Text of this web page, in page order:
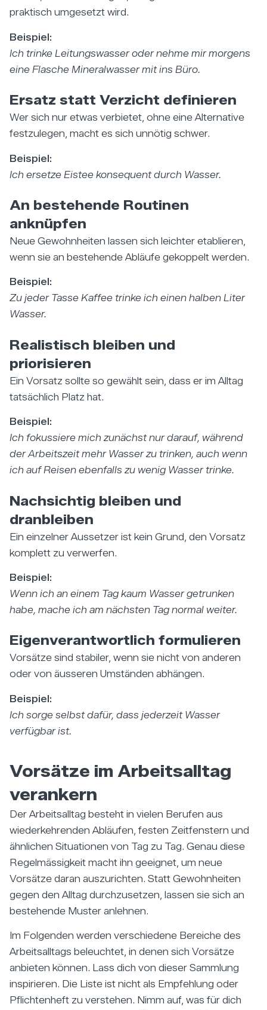
praktisch umgesetzt wird.
Beispiel:
Ich trinke Leitungswasser oder nehme mir morgens
eine Flasche Mineralwasser mit ins Büro.
Ersatz statt Verzicht definieren
Wer sich nur etwas verbietet, ohne eine Alternative
festzulegen, macht es sich unnötig schwer.
Beispiel:
Ich ersetze Eistee konsequent durch Wasser.
An bestehende Routinen
anknüpfen
Neue Gewohnheiten lassen sich leichter etablieren,
wenn sie an bestehende Abläufe gekoppelt werden.
Beispiel:
Zu jeder Tasse Kaffee trinke ich einen halben Liter
Wasser.
Realistisch bleiben und
priorisieren
Ein Vorsatz sollte so gewählt sein, dass er im Alltag
tatsächlich Platz hat.
Beispiel:
Ich fokussiere mich zunächst nur darauf, während
der Arbeitszeit mehr Wasser zu trinken, auch wenn
ich auf Reisen ebenfalls zu wenig Wasser trinke.
Nachsichtig bleiben und
dranbleiben
Ein einzelner Aussetzer ist kein Grund, den Vorsatz
komplett zu verwerfen.
Beispiel:
Wenn ich an einem Tag kaum Wasser getrunken
habe, mache ich am nächsten Tag normal weiter.
Eigenverantwortlich formulieren
Vorsätze sind stabiler, wenn sie nicht von anderen
oder von äusseren Umständen abhängen.
Beispiel:
Ich sorge selbst dafür, dass jederzeit Wasser
verfügbar ist.
Vorsätze im Arbeitsalltag
verankern
Der Arbeitsalltag besteht in vielen Berufen aus
wiederkehrenden Abläufen, festen Zeitfenstern und
ähnlichen Situationen von Tag zu Tag. Genau diese
Regelmässigkeit macht ihn geeignet, um neue
Vorsätze daran auszurichten. Statt Gewohnheiten
gegen den Alltag durchzusetzen, lassen sie sich an
bestehende Muster anlehnen.
Im Folgenden werden verschiedene Bereiche des
Arbeitsalltags beleuchtet, in denen sich Vorsätze
anbieten können. Lass dich von dieser Sammlung
inspirieren. Die Liste ist nicht als Empfehlung oder
Pflichtenheft zu verstehen. Nimm auf, was für dich